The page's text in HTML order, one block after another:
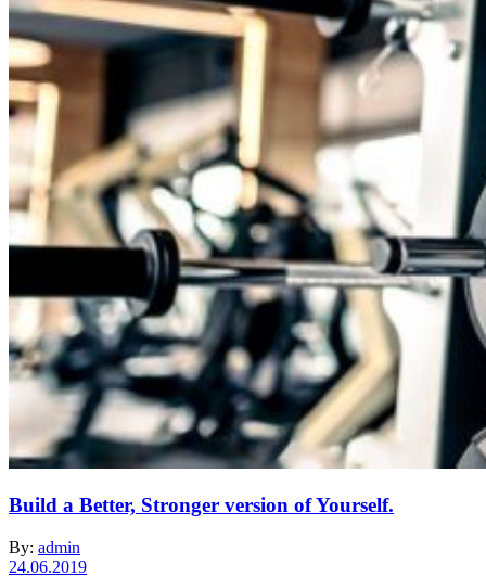
Build a Better, Stronger version of Yourself.
By: admin
24.06.2019